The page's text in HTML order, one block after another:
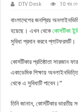
DTV Desk 10 বার
বাংলাদেশের জনপ্রিয়
হয়েছে। এখন থেকেকোর্সটিকা
সুবিধা প্রদান করবে প্লাটফরমটি।
কোর্সটিকার প্রতিষ্ঠাতা সারজান
একাডেমিক শিক্ষায়
থেকে এ সুবিধাটি পাবেন।”
তিনি জানান, কোর্সটিকার ভারতীয়